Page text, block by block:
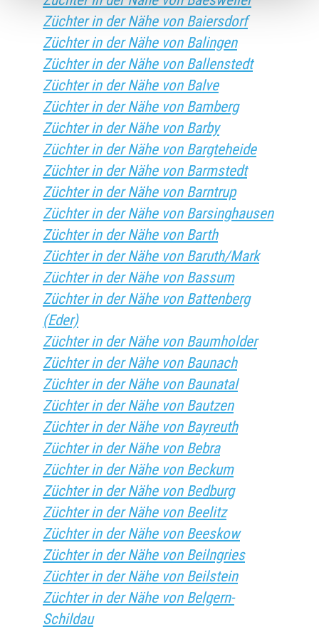
Züchter in der Nähe von Baiersdorf
Züchter in der Nähe von Balingen
Züchter in der Nähe von Ballenstedt
Züchter in der Nähe von Balve
Züchter in der Nähe von Bamberg
Züchter in der Nähe von Barby
Züchter in der Nähe von Bargteheide
Züchter in der Nähe von Barmstedt
Züchter in der Nähe von Barntrup
Züchter in der Nähe von Barsinghausen
Züchter in der Nähe von Barth
Züchter in der Nähe von Baruth/Mark
Züchter in der Nähe von Bassum
Züchter in der Nähe von Battenberg
(Eder)
Züchter in der Nähe von Baumholder
Züchter in der Nähe von Baunach
Züchter in der Nähe von Baunatal
Züchter in der Nähe von Bautzen
Züchter in der Nähe von Bayreuth
Züchter in der Nähe von Bebra
Züchter in der Nähe von Beckum
Züchter in der Nähe von Bedburg
Züchter in der Nähe von Beelitz
Züchter in der Nähe von Beeskow
Züchter in der Nähe von Beilngries
Züchter in der Nähe von Beilstein
Züchter in der Nähe von Belgern-
Schildau